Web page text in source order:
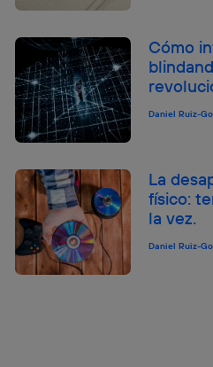
Cómo
Daniel Ruiz-
La
físico:
la vez.
Daniel Ruiz-